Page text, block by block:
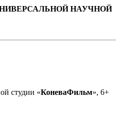
НАУЧНОЙ
студии «КоневаФильм», 6+